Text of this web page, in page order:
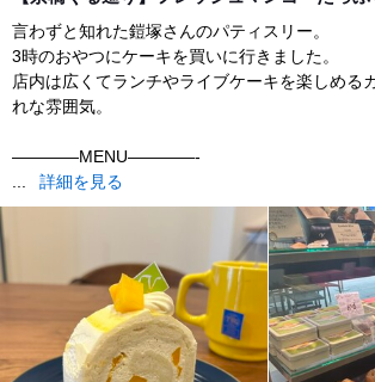
言わずと知れた鎧塚さんのパティスリー。
3時のおやつにケーキを買いに行きました。
店内は広くてランチやライブケーキを楽しめる
れな雰囲気。
————MENU————-
詳細を見る